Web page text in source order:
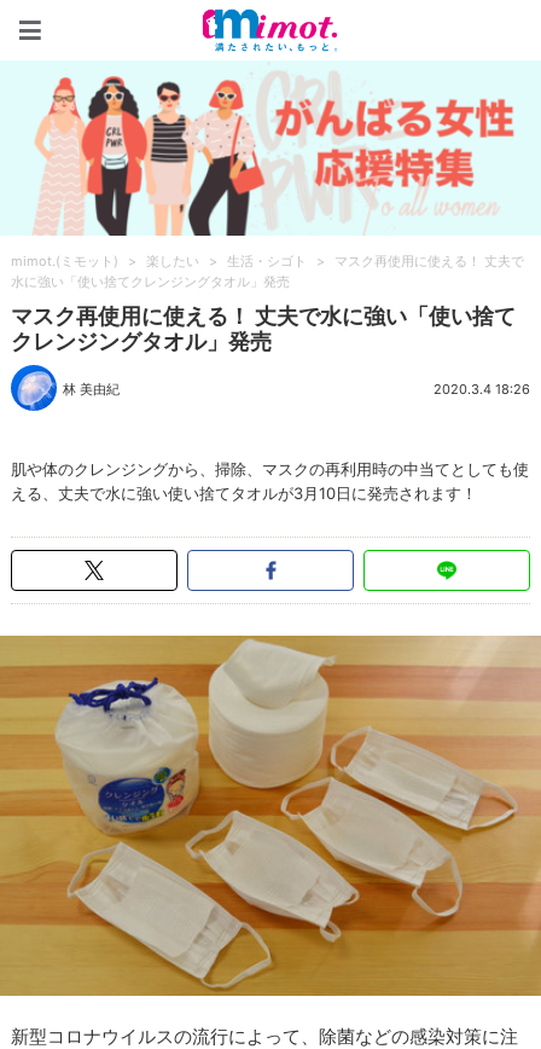
mimot.(ミモット) > 楽したい > 生活・シゴト >
マスク再使用に使える！ 丈夫で
水に強い「使い捨てクレンジングタオル」発売
マスク再使用に使える！ 丈夫で水に強い「使い捨て
クレンジングタオル」発売
林 美由紀 2020.3.4 18:26
肌や体のクレンジングから、掃除、マスクの再利用時の中当てとしても使
える、丈夫で水に強い使い捨てタオルが3月10日に発売されます！
新型コロナウイルスの流行によって、除菌などの感染対策に注